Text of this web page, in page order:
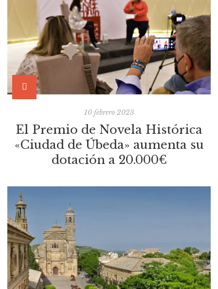
10 febrero 2023
El Premio de Novela Histórica
«Ciudad de Úbeda» aumenta su
dotación a 20.000€